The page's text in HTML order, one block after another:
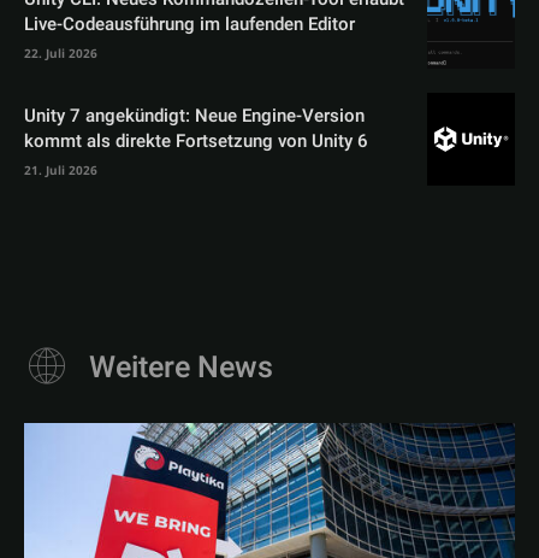
Live-Codeausführung im laufenden Editor
22. Juli 2026
Unity 7 angekündigt: Neue Engine-Version
kommt als direkte Fortsetzung von Unity 6
21. Juli 2026
Weitere News